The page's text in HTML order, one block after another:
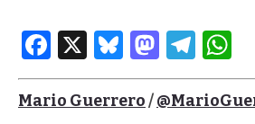
Facebook
X Bluesky
Mario Guerrero/